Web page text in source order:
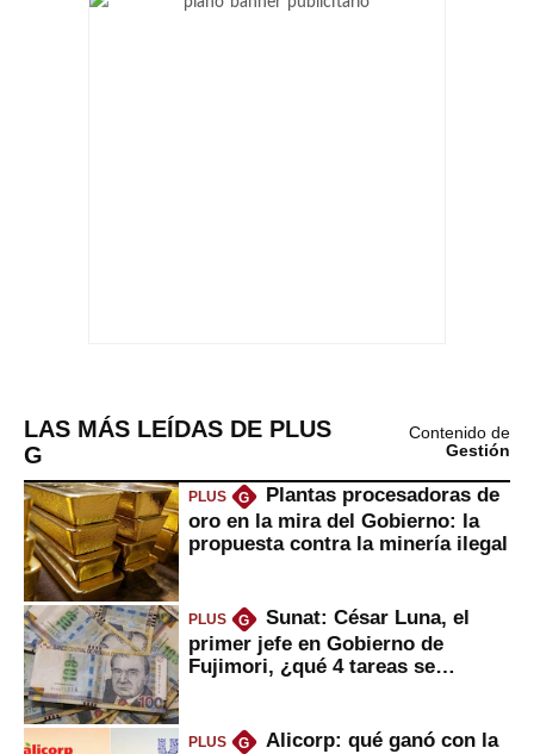
LAS MÁS LEÍDAS DE PLUS
G
Contenido de
Gestión
PLUS G
Plantas procesadoras de
oro en la mira del Gobierno: la
propuesta contra la minería ilegal
PLUS G
Sunat: César Luna, el
primer jefe en Gobierno de
Fujimori, ¿qué 4 tareas se
PLUS G
Alicorp: qué ganó con la